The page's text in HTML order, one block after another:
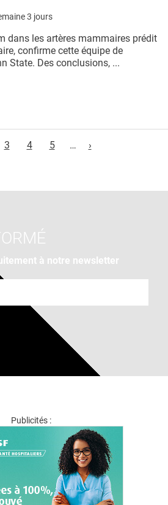
3 jours
dans les artères mammaires prédit
confirme cette équipe de
State. Des conclusions, ...
3 4 5 … ›
à notre newsletter
Publicités :